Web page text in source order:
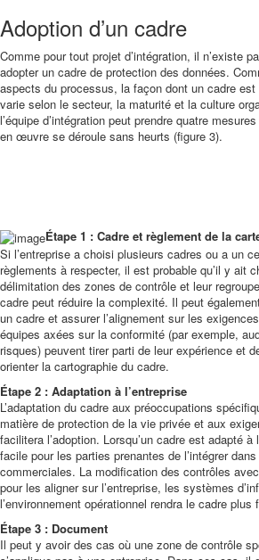
Adoption d’un cadre
Comme pour tout projet d’intégration, il n’existe
adopter un cadre de protection des données.
aspects du processus, la façon dont un cadre est
varie selon le secteur, la maturité et la culture
l’équipe d’intégration peut prendre quatre
en œuvre se déroule sans heurts (figure 3).
Étape 1 : Cadre et règlement de la
Si l’entreprise a choisi plusieurs cadres ou a un
règlements à respecter, il est probable qu’il y ait
délimitation des zones de contrôle et leur
cadre peut réduire la complexité. Il peut
un cadre et assurer l’alignement sur les
équipes axées sur la conformité (par exemple,
risques) peuvent tirer parti de leur expérience et
orienter la cartographie du cadre.
Étape 2 : Adaptation à l’entreprise
L’adaptation du cadre aux préoccupations
matière de protection de la vie privée et aux
facilitera l’adoption. Lorsqu’un cadre est adapté à
facile pour les parties prenantes de l’intégrer
commerciales. La modification des contrôles
pour les aligner sur l’entreprise, les systèmes
l’environnement opérationnel rendra le cadre
Étape 3 : Document
Il peut y avoir des cas où une zone de contrôle